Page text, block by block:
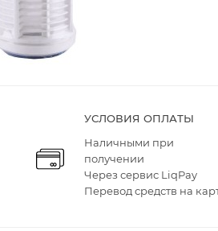
УСЛОВИЯ ОПЛАТЫ
Наличными при
получении
Через сервис LiqPay
Перевод средств на